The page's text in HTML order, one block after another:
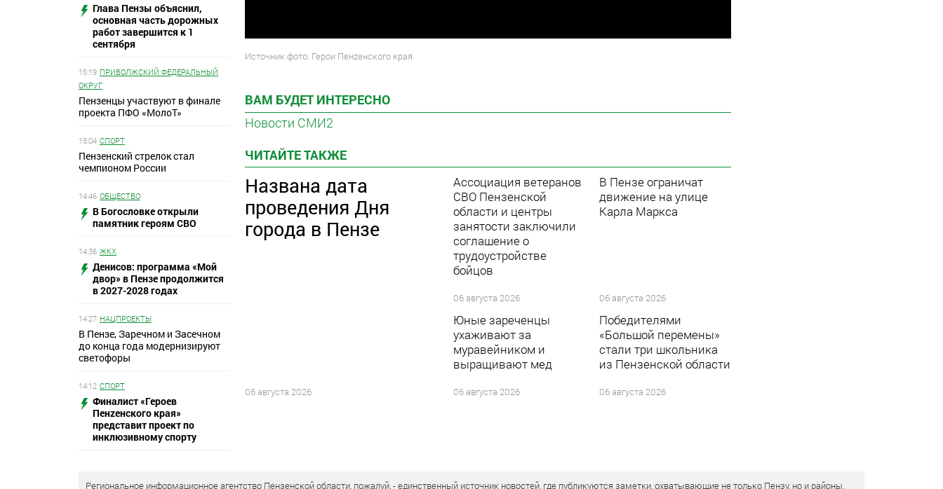
Глава Пензы объяснил,
основная часть дорожных
работ завершится к 1
сентября
15:19 ПРИВОЛЖСКИЙ ФЕДЕРАЛЬНЫЙ
ОКРУГ
Пензенцы участвуют в финале
проекта ПФО «МолоТ»
15:04 СПОРТ
Пензенский стрелок стал
чемпионом России
14:46 ОБЩЕСТВО
В Богословке открыли
памятник героям СВО
14:36 ЖКХ
Денисов: программа «Мой
двор» в Пензе продолжится
в 2027-2028 годах
14:27 НАЦПРОЕКТЫ
В Пензе, Заречном и Засечном
до конца года модернизируют
светофоры
14:12 СПОРТ
Финалист «Героев
Пенzенского края»
представит проект по
инклюзивному спорту
Источник фото: Герои Пенzенского края
ВАМ БУДЕТ ИНТЕРЕСНО
Новости СМИ2
ЧИТАЙТЕ ТАКЖЕ
Названа дата
проведения Дня
города в Пензе
06 августа 2026
Ассоциация ветеранов
СВО Пензенской
области и центры
занятости заключили
соглашение о
трудоустройстве
бойцов
06 августа 2026
В Пензе ограничат
движение на улице
Карла Маркса
06 августа 2026
Юные зареченцы
ухаживают за
муравейником и
выращивают мед
06 августа 2026
Победителями
«Большой перемены»
стали три школьника
из Пензенской области
06 августа 2026
Региональное информационное агентство Пензенской области, пожалуй, - единственный источник новостей, где публикуются заметки, охватывающие не только Пензу, но и районы.